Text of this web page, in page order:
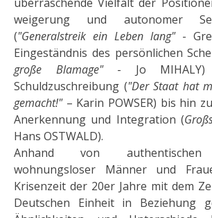
weigerung und autonomer
("Generalstreik ein Leben lang"-
Einge­ständnis des persönlichen
große Blamage"- Jo MIHALY)
Schuldzuschrei­bung ("Der Staat hat
gemacht!"– Karin POWSER) bis hin
Anerken­nung und Integration (
Hans OSTWALD).
Anhand von authentischen
wohnungsloser Männer und
Krisenzeit der 20er Jahre mit dem
Deutschen Einheit in Beziehung